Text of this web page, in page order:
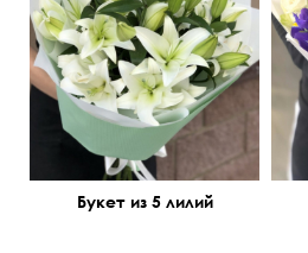
Можем добавить
гипсофилу.
Букет из 5 лилий